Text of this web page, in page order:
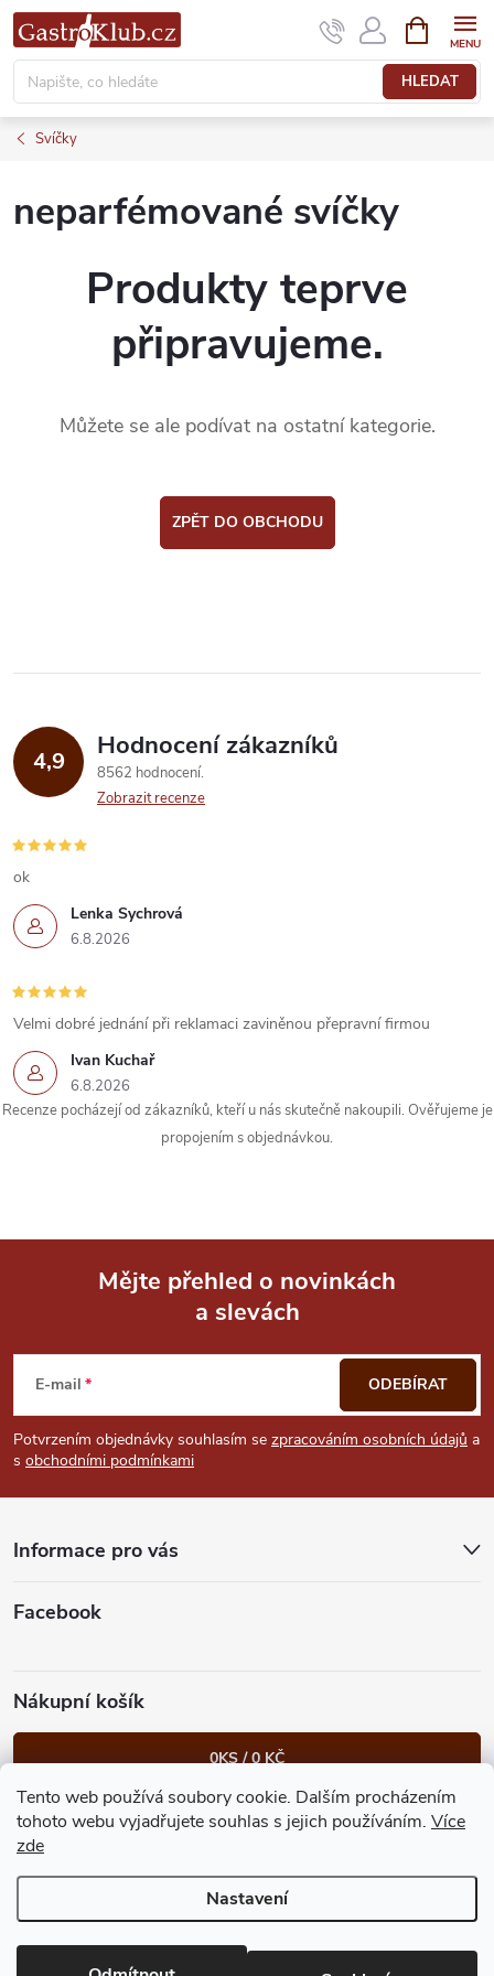
Tento web používá soubory cookie. Dalším procházením
tohoto webu vyjadřujete souhlas s jejich používáním. Více
zde
Nastavení
Přejít
na
obsah
HLEDAT
NÁKUPNÍ
KOŠÍK
Svíčky
neparfémované svíčky
Produkty teprve
připravujeme.
Můžete se ale podívat na ostatní kategorie.
ZPĚT DO OBCHODU
4,9 Hodnocení zákazníků
8562 hodnocení
Zobrazit recenze
Lenka Sychrová
6.8.2026
ok
Ivan Kuchař
6.8.2026
Velmi dobré jednání při reklamaci zaviněnou přepravní firmou
Recenze pocházejí od zákazníků, kteří u nás skutečně nakoupili. Ověřujeme je
propojením s objednávkou.
p
a
Mějte přehled o novinkách
a slevách
E-mail
Potvrzením objednávky souhlasím se zpracováním osobních údajů a
s obchodními podmínkami
ODEBÍRAT
Informace pro vás
Facebook
Nákupní košík
0KS /0 KČ
Heureka.cz Facebook Instagram Bonvolo - přidej se taky
Vytvořil Shoptet Premium
GastroKlub.cz. Všechna práva vyhrazena.
nastavení cookies